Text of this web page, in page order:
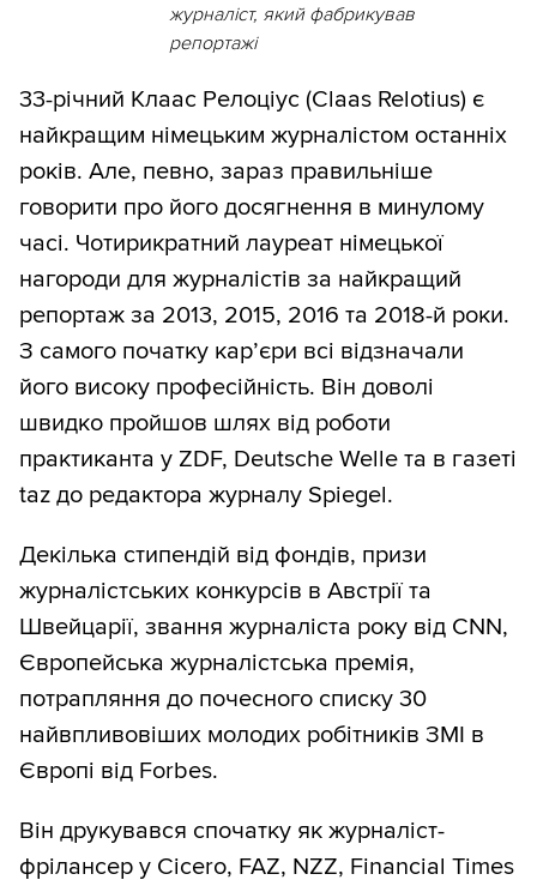
журналіст, який фабрикував
репортажі
33-річний Клаас Релоціус (Claas Relotius) є
найкращим німецьким журналістом останніх
років. Але, певно, зараз правильніше
говорити про його досягнення в минулому
часі. Чотирикратний лауреат німецької
нагороди для журналістів за найкращий
репортаж за 2013, 2015, 2016 та 2018-й роки.
З самого початку кар’єри всі відзначали
його високу професійність. Він доволі
швидко пройшов шлях від роботи
практиканта у ZDF, Deutsche Welle та в газеті
taz до редактора журналу Spiegel.
Декілька стипендій від фондів, призи
журналістських конкурсів в Австрії та
Швейцарії, звання журналіста року від CNN,
Європейська журналістська премія,
потрапляння до почесного списку 30
найвпливовіших молодих робітників ЗМІ в
Європі від Forbes.
Він друкувався спочатку як журналіст-
фрілансер у Cicero, FAZ, NZZ, Financial Times